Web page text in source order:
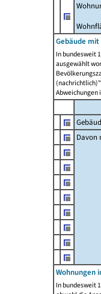
Gebäude
In bundesweit
ausgewählt
Abweichungen
Davon
Wohnungen
In bundesweit